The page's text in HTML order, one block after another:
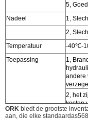
5,
Nadeel
1,
2,
Temperatuur
-40℃-
Toepassing
1,
andere
2, het
kosten
ORK biedt de grootste
aan, die elke